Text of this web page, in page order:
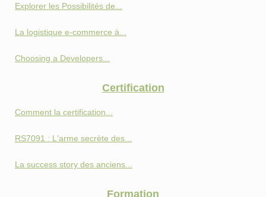
Explorer les Possibilités de...
La logistique e-commerce à...
Choosing a Developers...
Certification
Comment la certification...
RS7091 : L'arme secrète des...
La success story des anciens...
Formation